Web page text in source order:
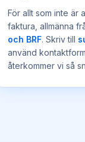
För allt som inte är
faktura, allmänna
och BRF. Skriv till
använd
återkommer vi så